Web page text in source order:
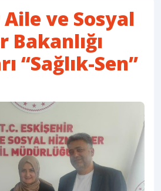
ve Sosyal
“Sağlık-Sen”